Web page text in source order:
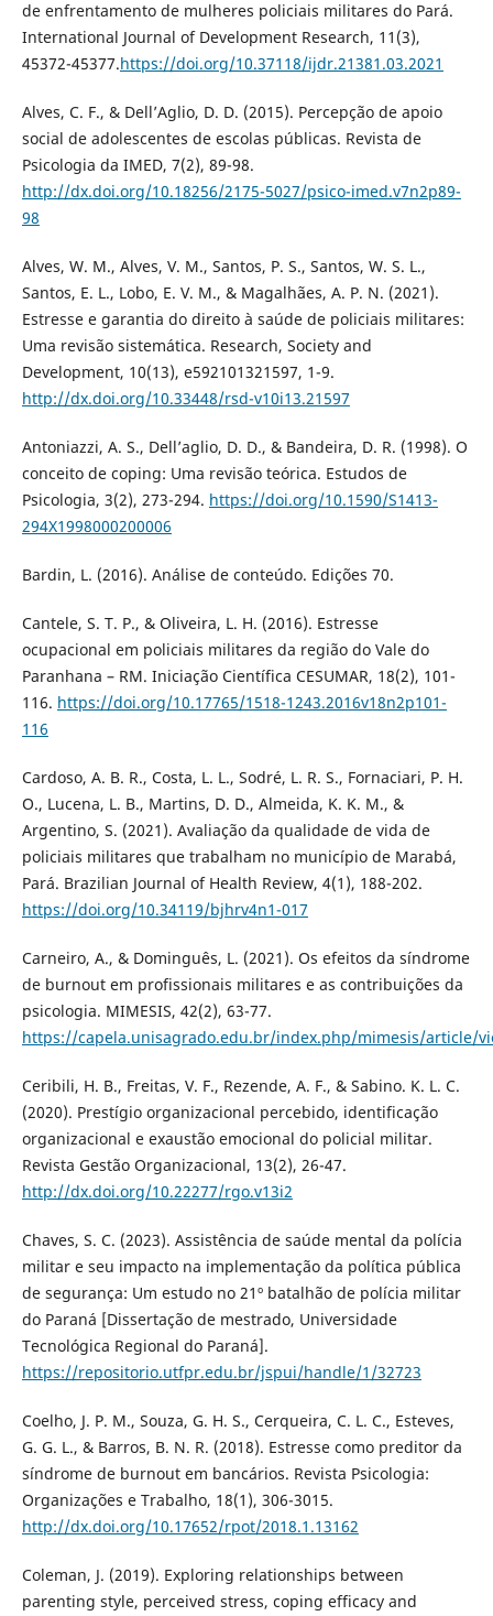
de enfrentamento de mulheres policiais militares do Pará.
International Journal of Development Research, 11(3),
45372-45377.https://doi.org/10.37118/ijdr.21381.03.2021
Alves, C. F., & Dell’Aglio, D. D. (2015). Percepção de apoio
social de adolescentes de escolas públicas. Revista de
Psicologia da IMED, 7(2), 89-98.
http://dx.doi.org/10.18256/2175-5027/psico-imed.v7n2p89-
98
Alves, W. M., Alves, V. M., Santos, P. S., Santos, W. S. L.,
Santos, E. L., Lobo, E. V. M., & Magalhães, A. P. N. (2021).
Estresse e garantia do direito à saúde de policiais militares:
Uma revisão sistemática. Research, Society and
Development, 10(13), e592101321597, 1-9.
http://dx.doi.org/10.33448/rsd-v10i13.21597
Antoniazzi, A. S., Dell’aglio, D. D., & Bandeira, D. R. (1998). O
conceito de coping: Uma revisão teórica. Estudos de
Psicologia, 3(2), 273-294. https://doi.org/10.1590/S1413-
294X1998000200006
Bardin, L. (2016). Análise de conteúdo. Edições 70.
Cantele, S. T. P., & Oliveira, L. H. (2016). Estresse
ocupacional em policiais militares da região do Vale do
Paranhana – RM. Iniciação Científica CESUMAR, 18(2), 101-
116. https://doi.org/10.17765/1518-1243.2016v18n2p101-
116
Cardoso, A. B. R., Costa, L. L., Sodré, L. R. S., Fornaciari, P. H.
O., Lucena, L. B., Martins, D. D., Almeida, K. K. M., &
Argentino, S. (2021). Avaliação da qualidade de vida de
policiais militares que trabalham no município de Marabá,
Pará. Brazilian Journal of Health Review, 4(1), 188-202.
https://doi.org/10.34119/bjhrv4n1-017
Carneiro, A., & Dominguês, L. (2021). Os efeitos da síndrome
de burnout em profissionais militares e as contribuições da
psicologia. MIMESIS, 42(2), 63-77.
https://capela.unisagrado.edu.br/index.php/mimesis/article/
Ceribili, H. B., Freitas, V. F., Rezende, A. F., & Sabino. K. L. C.
(2020). Prestígio organizacional percebido, identificação
organizacional e exaustão emocional do policial militar.
Revista Gestão Organizacional, 13(2), 26-47.
http://dx.doi.org/10.22277/rgo.v13i2
Chaves, S. C. (2023). Assistência de saúde mental da polícia
militar e seu impacto na implementação da política pública
de segurança: Um estudo no 21º batalhão de polícia militar
do Paraná [Dissertação de mestrado, Universidade
Tecnológica Regional do Paraná].
https://repositorio.utfpr.edu.br/jspui/handle/1/32723
Coelho, J. P. M., Souza, G. H. S., Cerqueira, C. L. C., Esteves,
G. G. L., & Barros, B. N. R. (2018). Estresse como preditor da
síndrome de burnout em bancários. Revista Psicologia:
Organizações e Trabalho, 18(1), 306-3015.
http://dx.doi.org/10.17652/rpot/2018.1.13162
Coleman, J. (2019). Exploring relationships between
parenting style, perceived stress, coping efficacy and